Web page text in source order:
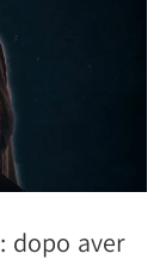
: dopo aver